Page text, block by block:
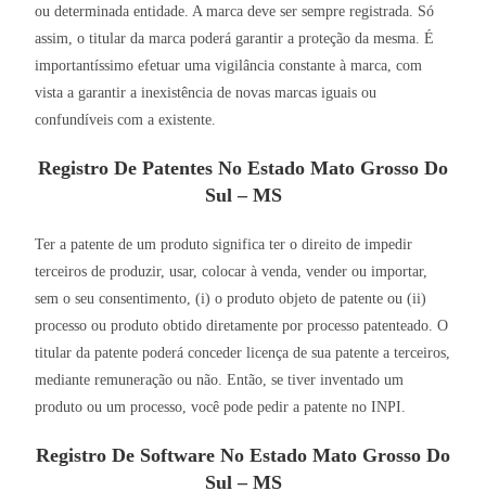
ou determinada entidade. A marca deve ser sempre registrada. Só
assim, o titular da marca poderá garantir a proteção da mesma. É
importantíssimo efetuar uma vigilância constante à marca, com
vista a garantir a inexistência de novas marcas iguais ou
confundíveis com a existente.
Registro De Patentes No Estado Mato Grosso Do
Sul – MS
Ter a patente de um produto significa ter o direito de impedir
terceiros de produzir, usar, colocar à venda, vender ou importar,
sem o seu consentimento, (i) o produto objeto de patente ou (ii)
processo ou produto obtido diretamente por processo patenteado. O
titular da patente poderá conceder licença de sua patente a terceiros,
mediante remuneração ou não. Então, se tiver inventado um
produto ou um processo, você pode pedir a patente no INPI.
Registro De Software No Estado Mato Grosso Do
Sul – MS